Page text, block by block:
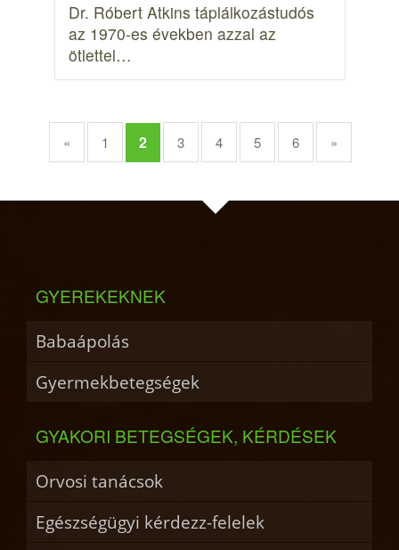
Dr. Róbert Atkins táplálkozástudós
az 1970-es években azzal az
ötlettel…
« 1 2 3 4 5 6 »
GYEREKEKNEK
Babaápolás
Gyermekbetegségek
GYAKORI BETEGSÉGEK, KÉRDÉSEK
Orvosi tanácsok
Egészségügyi kérdezz-felelek